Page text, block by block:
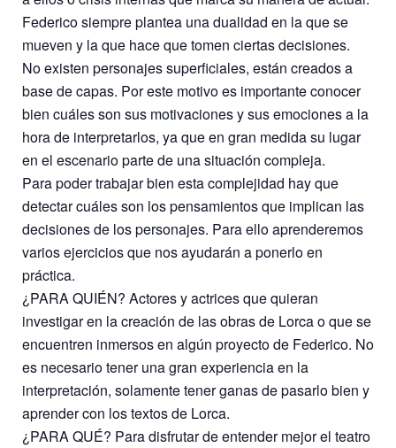
Federico siempre plantea una dualidad en la que se
mueven y la que hace que tomen ciertas decisiones.
No existen personajes superficiales, están creados a
base de capas. Por este motivo es importante conocer
bien cuáles son sus motivaciones y sus emociones a la
hora de interpretarlos, ya que en gran medida su lugar
en el escenario parte de una situación compleja.
Para poder trabajar bien esta complejidad hay que
detectar cuáles son los pensamientos que implican las
decisiones de los personajes. Para ello aprenderemos
varios ejercicios que nos ayudarán a ponerlo en
práctica.
¿PARA QUIÉN? Actores y actrices que quieran
investigar en la creación de las obras de Lorca o que se
encuentren inmersos en algún proyecto de Federico. No
es necesario tener una gran experiencia en la
interpretación, solamente tener ganas de pasarlo bien y
aprender con los textos de Lorca.
¿PARA QUÉ? Para disfrutar de entender mejor el teatro